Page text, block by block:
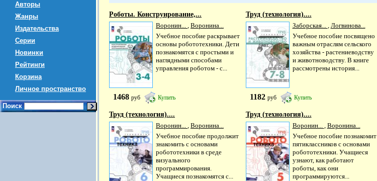
Авторы
Жанры
Издательства
Серии
Новинки
Рейтинги
Корзина
Личное пространство
Поиск
Роботы. Конструирование,...
Воронин... , Воронина...
Учебное пособие раскрывает
основы робототехники. Дети
познакомятся с простыми и
наглядными способами
управления роботом - с...
1468 руб Купить
Труд (технология)....
Заборская... , Логвинова...
Учебное пособие посвящено
важным отраслям сельского
хозяйства - растениеводству
и животноводству. В книге
рассмотрены история...
1182 руб Купить
Труд (технология)....
Воронин... , Воронина...
Учебное пособие продолжит
знакомить с основами
робототехники в среде
визуального
программирования.
Учащиеся познакомятся с...
Труд (технология)....
Воронин... , Воронина...
Учебное пособие познакомит
пятиклассников с основами
робототехники. Учащиеся
узнают, как работают
роботы, как они
программируются...